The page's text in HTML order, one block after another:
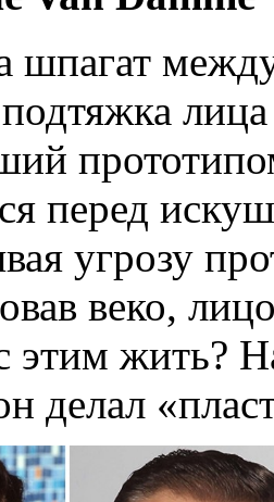
шпагат
перед
угрозу
веко,
жить?
делал